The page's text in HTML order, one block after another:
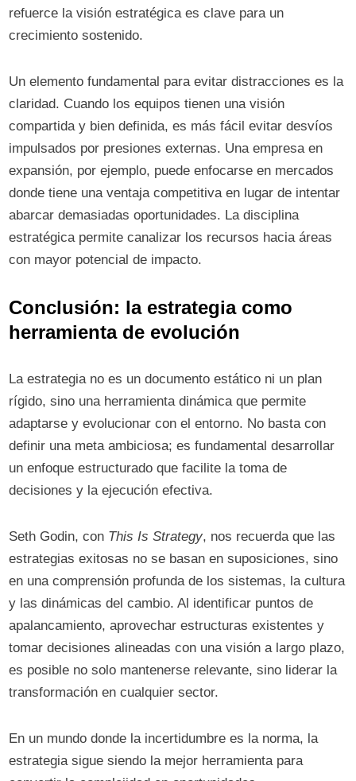
refuerce la visión estratégica es clave para un
crecimiento sostenido.
Un elemento fundamental para evitar distracciones es la
claridad. Cuando los equipos tienen una visión
compartida y bien definida, es más fácil evitar desvíos
impulsados por presiones externas. Una empresa en
expansión, por ejemplo, puede enfocarse en mercados
donde tiene una ventaja competitiva en lugar de intentar
abarcar demasiadas oportunidades. La disciplina
estratégica permite canalizar los recursos hacia áreas
con mayor potencial de impacto.
Conclusión: la estrategia como
herramienta de evolución
La estrategia no es un documento estático ni un plan
rígido, sino una herramienta dinámica que permite
adaptarse y evolucionar con el entorno. No basta con
definir una meta ambiciosa; es fundamental desarrollar
un enfoque estructurado que facilite la toma de
decisiones y la ejecución efectiva.
Seth Godin, con This Is Strategy, nos recuerda que las
estrategias exitosas no se basan en suposiciones, sino
en una comprensión profunda de los sistemas, la cultura
y las dinámicas del cambio. Al identificar puntos de
apalancamiento, aprovechar estructuras existentes y
tomar decisiones alineadas con una visión a largo plazo,
es posible no solo mantenerse relevante, sino liderar la
transformación en cualquier sector.
En un mundo donde la incertidumbre es la norma, la
estrategia sigue siendo la mejor herramienta para